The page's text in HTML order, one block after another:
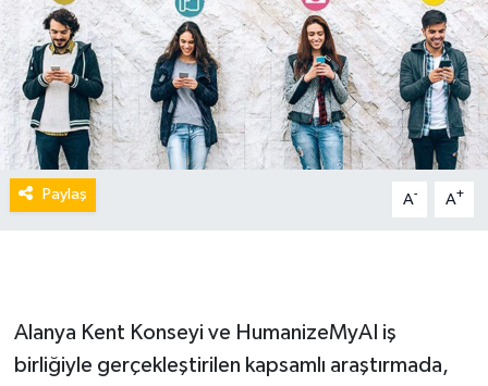
Paylaş A- A+
Alanya Kent Konseyi ve HumanizeMyAI iş
birliğiyle gerçekleştirilen kapsamlı araştırmada,